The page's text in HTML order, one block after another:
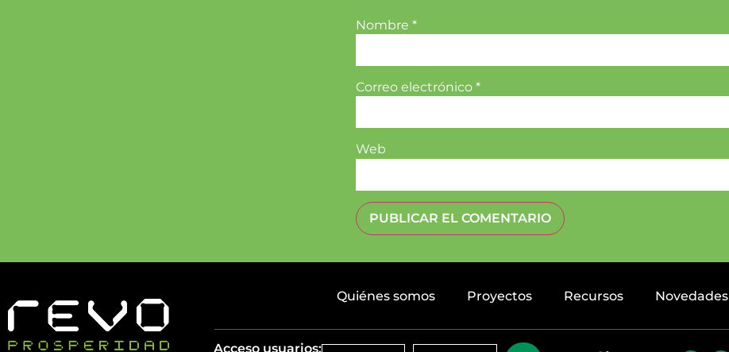
Nombre *
Correo electrónico *
Web
Quiénes somos Proyectos Recursos Novedades
Acceso usuarios: